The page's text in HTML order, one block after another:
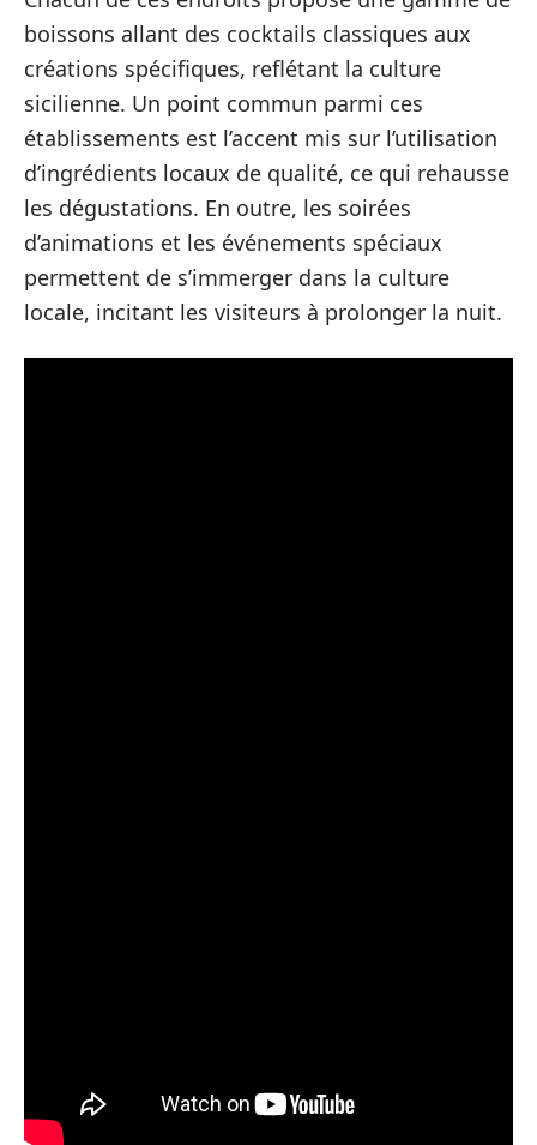
boissons allant des cocktails classiques aux
créations spécifiques, reflétant la culture
sicilienne. Un point commun parmi ces
établissements est l’accent mis sur l’utilisation
d’ingrédients locaux de qualité, ce qui rehausse
les dégustations. En outre, les soirées
d’animations et les événements spéciaux
permettent de s’immerger dans la culture
locale, incitant les visiteurs à prolonger la nuit.